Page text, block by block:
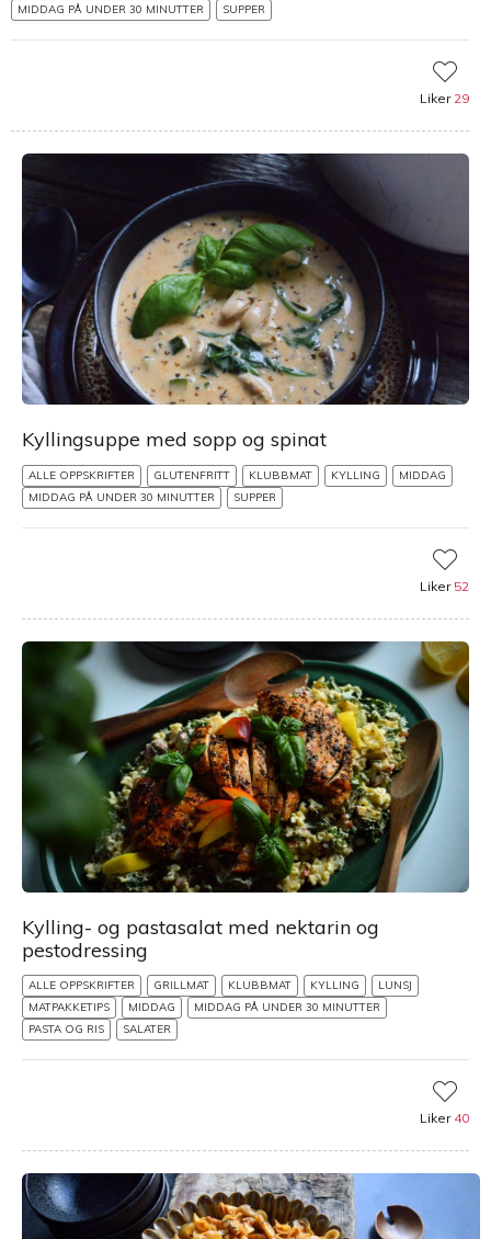
MIDDAG PÅ UNDER 30 MINUTTER
SUPPER
Liker 29
Kyllingsuppe med sopp og spinat
ALLE OPPSKRIFTER GLUTENFRITT KLUBBMAT KYLLING
MIDDAG
MIDDAG PÅ UNDER 30 MINUTTER
SUPPER
Liker 52
Kylling- og pastasalat med nektarin og
pestodressing
ALLE OPPSKRIFTER GRILLMAT KLUBBMAT KYLLING
LUNSJ
MATPAKKETIPS
MIDDAG
MIDDAG PÅ UNDER 30 MINUTTER
PASTA OG RIS
SALATER
Liker 40